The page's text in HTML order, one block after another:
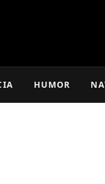
HUMOR